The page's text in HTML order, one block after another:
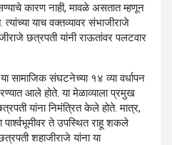
कारण नाही, मावळे असतात म्हणून
याच वक्तव्यावर संभाजीराजे
छत्रपती यांनी राऊतांवर पलटवार
सामाजिक संघटनेच्या १४ व्या वर्धापन
आले होते. या मेळाव्याला प्रमुख
यांना निमंत्रित केले होते. मात्र,
पार्श्वभूमीवर ते उपस्थित राहू शकले
शहाजीराजे यांना या